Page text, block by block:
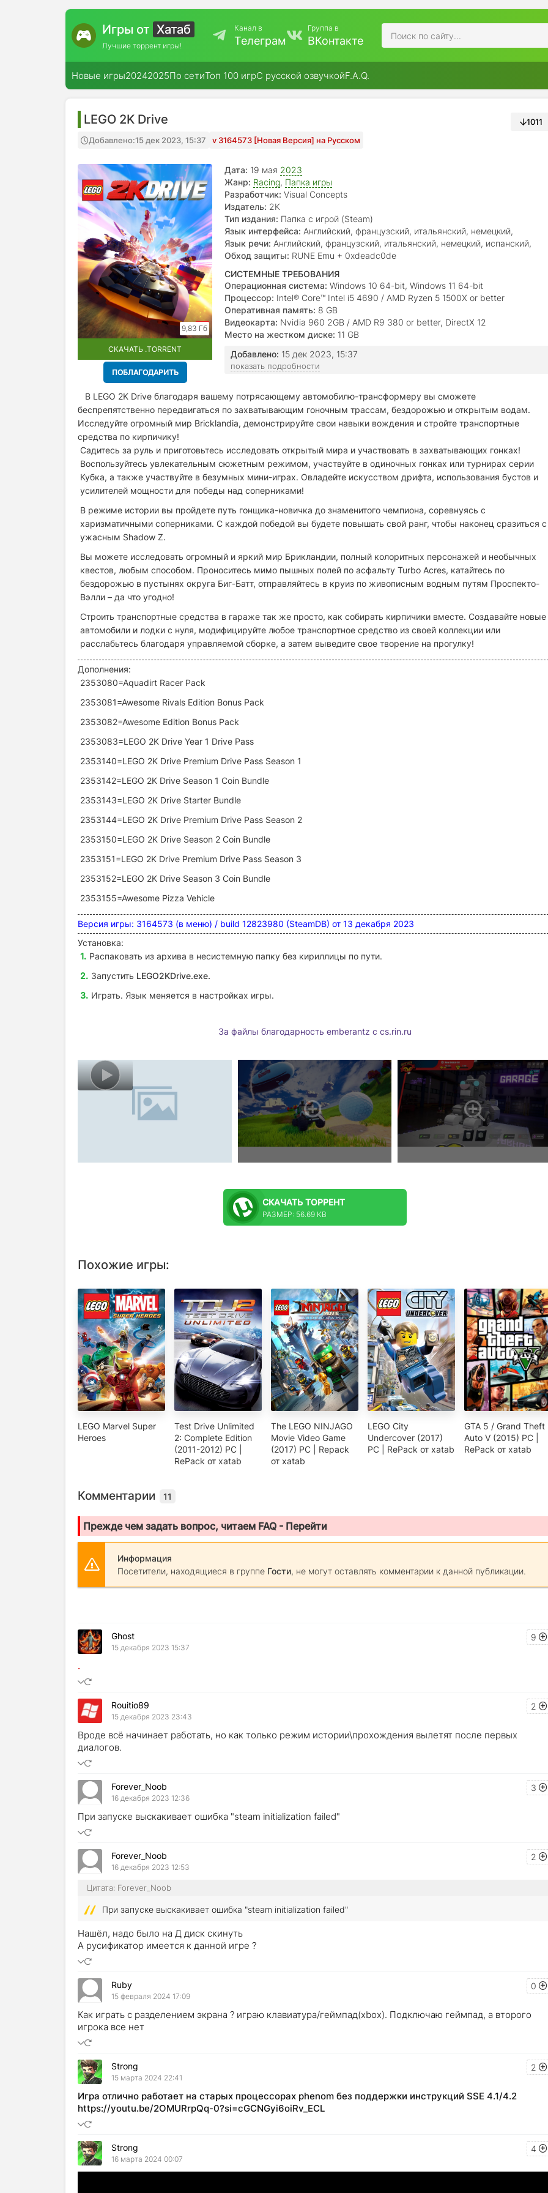
Игры от Хатаб
Лучшие торрент игры!
Канал в
Телеграм
Группа в
ВКонтакте
Новые игры20242025По сетиТоп 100 игрС русской озвучкойF.A.Q.
LEGO 2K Drive
Добавлено:15 дек 2023, 15:37 v 3164573 [Новая Версия] на Русском
1011
9,83 Гб
СКАЧАТЬ .TORRENT
ПОБЛАГОДАРИТЬ
Дата: 19 мая 2023
Жанр: Racing, Папка игры
Разработчик: Visual Concepts
Издатель: 2K
Тип издания: Папка с игрой (Steam)
Язык интерфейса: Английский, французский, итальянский, немецкий,
испанский, испанский Лат. Ам., китайский (упр.), японский, корейский,
польский, бр. португальский, датский, тайский, китайский (трад.),
Язык речи: Английский, французский, итальянский, немецкий, испанский,
испанский Лат. Ам., японский, корейский, польский, бр. португальский
Обход защиты: RUNE Emu + 0xdeadc0de
СИСТЕМНЫЕ ТРЕБОВАНИЯ
Операционная система: Windows 10 64-bit, Windows 11 64-bit
Процессор: Intel®️ Core™️ Intel i5 4690 / AMD Ryzen 5 1500X or better
Оперативная память: 8 GB
Видеокарта: Nvidia 960 2GB / AMD R9 380 or better, DirectX 12
Место на жестком диске: 11 GB
Добавлено: 15 дек 2023, 15:37
показать подробности
В LEGO 2K Drive благодаря вашему потрясающему автомобилю-трансформеру вы сможете
беспрепятственно передвигаться по захватывающим гоночным трассам, бездорожью и открытым водам.
Исследуйте огромный мир Bricklandia, демонстрируйте свои навыки вождения и стройте транспортные
средства по кирпичику!
Садитесь за руль и приготовьтесь исследовать открытый мира и участвовать в захватывающих гонках!
Воспользуйтесь увлекательным сюжетным режимом, участвуйте в одиночных гонках или турнирах серии
Кубка, а также участвуйте в безумных мини-играх. Овладейте искусством дрифта, использования бустов и
усилителей мощности для победы над соперниками!
В режиме истории вы пройдете путь гонщика-новичка до знаменитого чемпиона, соревнуясь с
харизматичными соперниками. С каждой победой вы будете повышать свой ранг, чтобы наконец сразиться с
ужасным Shadow Z.
Вы можете исследовать огромный и яркий мир Брикландии, полный колоритных персонажей и необычных
квестов, любым способом. Проноситесь мимо пышных полей по асфальту Turbo Acres, катайтесь по
бездорожью в пустынях округа Биг-Батт, отправляйтесь в круиз по живописным водным путям Проспекто-
Вэлли – да что угодно!
Строить транспортные средства в гараже так же просто, как собирать кирпичики вместе. Создавайте новые
автомобили и лодки с нуля, модифицируйте любое транспортное средство из своей коллекции или
расслабьтесь благодаря управляемой сборке, а затем выведите свое творение на прогулку!
Дополнения:
2353080=Aquadirt Racer Pack
2353081=Awesome Rivals Edition Bonus Pack
2353082=Awesome Edition Bonus Pack
2353083=LEGO 2K Drive Year 1 Drive Pass
2353140=LEGO 2K Drive Premium Drive Pass Season 1
2353142=LEGO 2K Drive Season 1 Coin Bundle
2353143=LEGO 2K Drive Starter Bundle
2353144=LEGO 2K Drive Premium Drive Pass Season 2
2353150=LEGO 2K Drive Season 2 Coin Bundle
2353151=LEGO 2K Drive Premium Drive Pass Season 3
2353152=LEGO 2K Drive Season 3 Coin Bundle
2353155=Awesome Pizza Vehicle
Версия игры: 3164573 (в меню) / build 12823980 (SteamDB) от 13 декабря 2023
Установка:
Распаковать из архива в несистемную папку без кириллицы по пути.
Запустить LEGO2KDrive.exe.
Играть. Язык меняется в настройках игры.
За файлы благодарность emberantz с cs.rin.ru
СКАЧАТЬ ТОРРЕНТ
РАЗМЕР: 56.69 KB
Похожие игры:
LEGO Marvel Super
Heroes
Test Drive Unlimited
2: Complete Edition
(2011-2012) PC |
RePack от xatab
The LEGO NINJAGO
Movie Video Game
(2017) PC | Repack
от xatab
LEGO City
Undercover (2017)
PC | RePack от xatab
GTA 5 / Grand Theft
Auto V (2015) PC |
RePack от xatab
Комментарии 11
Прежде чем задать вопрос, читаем FAQ - Перейти
Информация
Посетители, находящиеся в группе Гости, не могут оставлять комментарии к данной публикации.
9
Ghost
15 декабря 2023 15:37
.
2
Rouitio89
15 декабря 2023 23:43
Вроде всё начинает работать, но как только режим истории\прохождения вылетят после первых
диалогов.
3
Forever_Noob
16 декабря 2023 12:36
При запуске выскакивает ошибка "steam initialization failed"
2
Forever_Noob
16 декабря 2023 12:53
Цитата: Forever_Noob
При запуске выскакивает ошибка "steam initialization failed"
Нашёл, надо было на Д диск скинуть
А русификатор имеется к данной игре ?
0
Ruby
15 февраля 2024 17:09
Как играть с разделением экрана ? играю клавиатура/геймпад(xbox). Подключаю геймпад, а второго
игрока все нет
2
Strong
15 марта 2024 22:41
Игра отлично работает на старых процессорах phenom без поддержки инструкций SSE 4.1/4.2
https://youtu.be/2OMURrpQq-0?si=cGCNGyi6oiRv_ECL
4
Strong
16 марта 2024 00:07